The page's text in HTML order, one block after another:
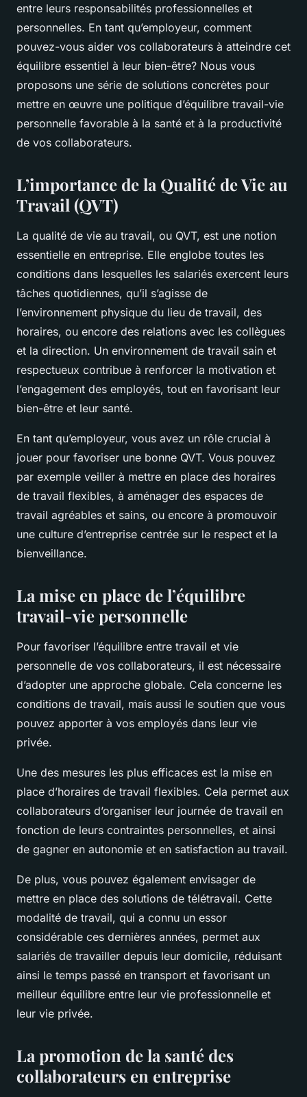
entre leurs responsabilités professionnelles et
personnelles. En tant qu’employeur, comment
pouvez-vous aider vos collaborateurs à atteindre cet
équilibre essentiel à leur bien-être? Nous vous
proposons une série de solutions concrètes pour
mettre en œuvre une politique d’équilibre travail-vie
personnelle favorable à la santé et à la productivité
de vos collaborateurs.
L’importance de la Qualité de Vie au
Travail (QVT)
La qualité de vie au travail, ou QVT, est une notion
essentielle en entreprise. Elle englobe toutes les
conditions dans lesquelles les salariés exercent leurs
tâches quotidiennes, qu’il s’agisse de
l’environnement physique du lieu de travail, des
horaires, ou encore des relations avec les collègues
et la direction. Un environnement de travail sain et
respectueux contribue à renforcer la motivation et
l’engagement des employés, tout en favorisant leur
bien-être et leur santé.
En tant qu’employeur, vous avez un rôle crucial à
jouer pour favoriser une bonne QVT. Vous pouvez
par exemple veiller à mettre en place des horaires
de travail flexibles, à aménager des espaces de
travail agréables et sains, ou encore à promouvoir
une culture d’entreprise centrée sur le respect et la
bienveillance.
La mise en place de l’équilibre
travail-vie personnelle
Pour favoriser l’équilibre entre travail et vie
personnelle de vos collaborateurs, il est nécessaire
d’adopter une approche globale. Cela concerne les
conditions de travail, mais aussi le soutien que vous
pouvez apporter à vos employés dans leur vie
privée.
Une des mesures les plus efficaces est la mise en
place d’horaires de travail flexibles. Cela permet aux
collaborateurs d’organiser leur journée de travail en
fonction de leurs contraintes personnelles, et ainsi
de gagner en autonomie et en satisfaction au travail.
De plus, vous pouvez également envisager de
mettre en place des solutions de télétravail. Cette
modalité de travail, qui a connu un essor
considérable ces dernières années, permet aux
salariés de travailler depuis leur domicile, réduisant
ainsi le temps passé en transport et favorisant un
meilleur équilibre entre leur vie professionnelle et
leur vie privée.
La promotion de la santé des
collaborateurs en entreprise